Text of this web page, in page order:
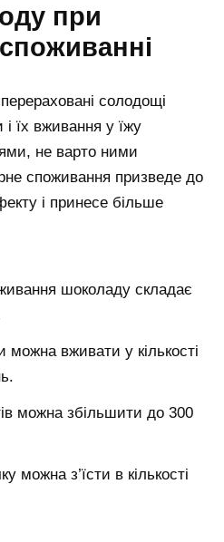
при
солодощі
їх вживання у їжу
не варто ними
споживання призведе до
і принесе більше
шоколаду складає
можна вживати у кількості
можна збільшити до 300
можна з’їсти в кількості